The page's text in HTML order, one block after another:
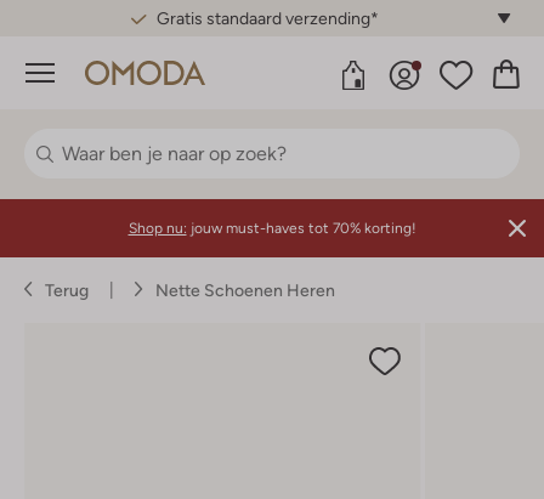
Gratis standaard verzending*
Menu
Shop nu: jouw must-haves tot 70% korting!
Terug Nette Schoenen Heren